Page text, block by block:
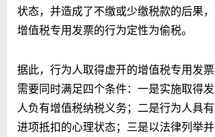
状态，并造成了不缴或少缴税款的后果
增值税专用发票的行为定性为偷税。
据此，行为人取得虚开的增值税专用发票
需要同时满足四个条件：一是实施取得
人负有增值税纳税义务；二是行为人具
进项抵扣的心理状态；三是以法律列举